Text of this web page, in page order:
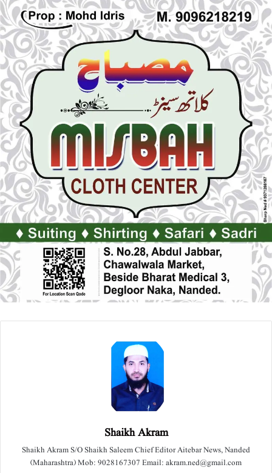
Shaikh Akram
Shaikh Akram S/O Shaikh Saleem Chief Editor Aitebar News, Nanded
(Maharashtra) Mob: 9028167307 Email: akram.ned@gmail.com